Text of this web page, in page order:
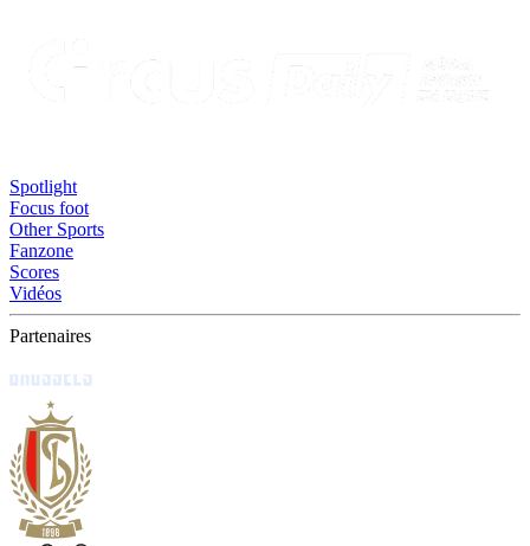
Spotlight
Focus foot
Other Sports
Fanzone
Scores
Vidéos
Partenaires